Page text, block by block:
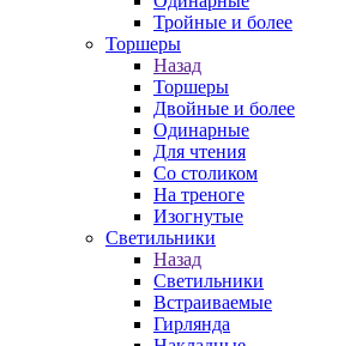
Тройные и более
Торшеры
Назад
Торшеры
Двойные и более
Одинарные
Для чтения
Со столиком
На треноге
Изогнутые
Светильники
Назад
Светильники
Встраиваемые
Гирлянда